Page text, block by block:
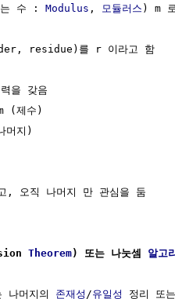
수 :
Modulus , 모듈러스 ) m
residue)를 r 이라고 함
을 갖음
(제수)
지)
,
오직 나머지 만 관심을 둠
Theorem) 또는 나눗셈 알고
나머지의 존재성 /유일성
정리 또